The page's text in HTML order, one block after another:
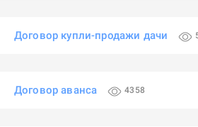
Договор купли-продажи дачи
Договор аванса 4358